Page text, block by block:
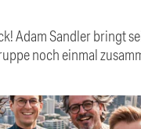
Adam Sandler bringt
noch einmal